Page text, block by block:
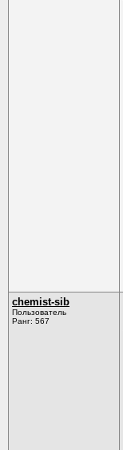
chemist-sib
Пользователь
Ранг: 567